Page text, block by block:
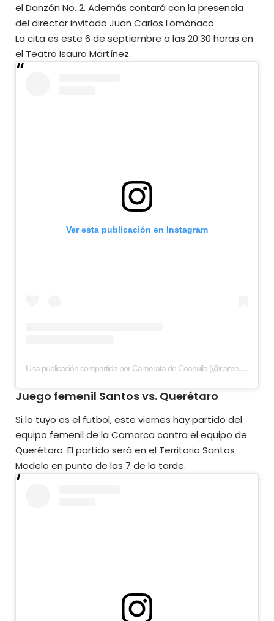
el Danzón No. 2. Además contará con la presencia
del director invitado Juan Carlos Lomónaco.
La cita es este 6 de septiembre a las 20:30 horas en
el Teatro Isauro Martínez.
Ver esta publicación en Instagram
Una publicación compartida por Camerata de Coahuila (@cameratadecoahuila)
Juego femenil Santos vs. Querétaro
Si lo tuyo es el futbol, este viernes hay partido del
equipo femenil de la Comarca contra el equipo de
Querétaro. El partido será en el Territorio Santos
Modelo en punto de las 7 de la tarde.